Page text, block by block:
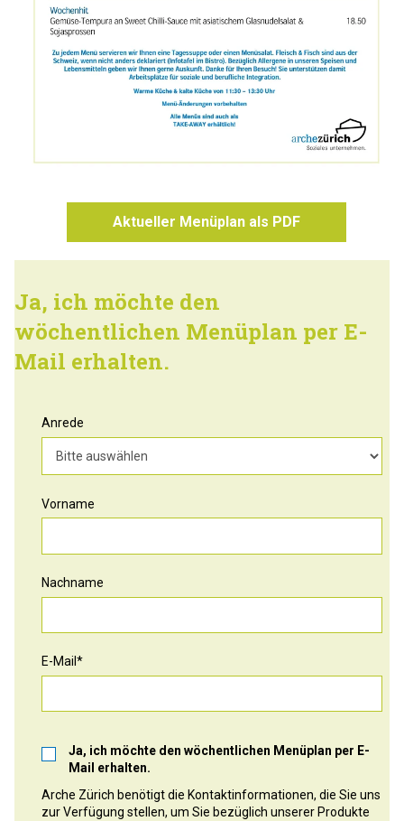
Aktueller Menüplan als PDF
Ja, ich möchte den
wöchentlichen Menüplan per E-
Mail erhalten.
Anrede
Vorname
Nachname
E-Mail *
Ja, ich möchte den wöchentlichen Menüplan per E-
Mail erhalten.
Arche Zürich benötigt die Kontaktinformationen, die Sie uns
zur Verfügung stellen, um Sie bezüglich unserer Produkte